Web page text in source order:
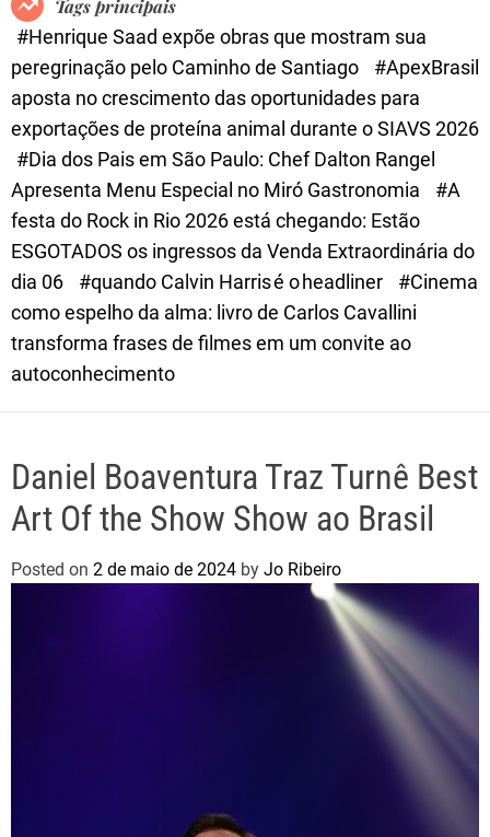
e
Tags principais
#Henrique Saad expõe obras que mostram sua
peregrinação pelo Caminho de Santiago
#ApexBrasil
aposta no crescimento das oportunidades para
exportações de proteína animal durante o SIAVS 2026
#Dia dos Pais em São Paulo: Chef Dalton Rangel
Apresenta Menu Especial no Miró Gastronomia
#A
festa do Rock in Rio 2026 está chegando: Estão
ESGOTADOS os ingressos da Venda Extraordinária do
dia 06
#quando Calvin Harris é o headliner
#Cinema
como espelho da alma: livro de Carlos Cavallini
transforma frases de filmes em um convite ao
autoconhecimento
Daniel Boaventura Traz Turnê Best
Art Of the Show Show ao Brasil
Posted on 2 de maio de 2024 by Jo Ribeiro